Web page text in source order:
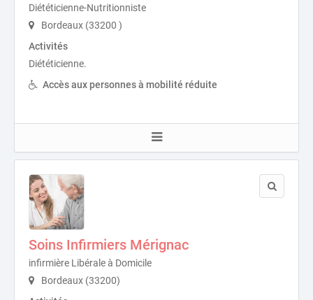
Diététicienne-Nutritionniste
Bordeaux (33200 )
Activités
Diététicienne.
Accès aux personnes à mobilité réduite
Soins Infirmiers Mérignac
infirmière Libérale à Domicile
Bordeaux (33200)